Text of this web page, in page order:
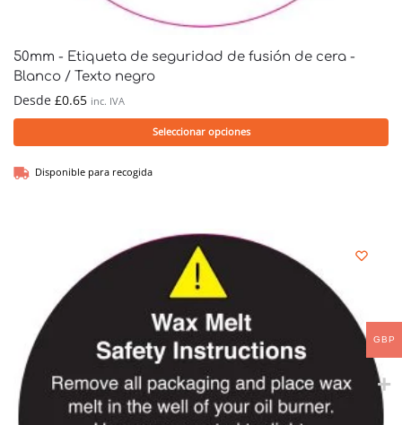
50mm - Etiqueta de seguridad de fusión de cera -
Blanco / Texto negro
Desde £0.65 inc. IVA
Seleccionar opciones
Disponible para recogida
GBP